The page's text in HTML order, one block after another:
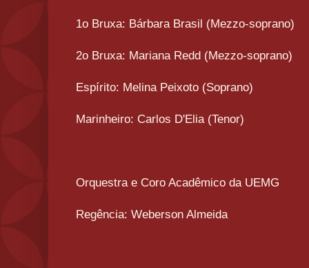
1o Bruxa: Bárbara Brasil (Mezzo-soprano)
2o Bruxa: Mariana Redd (Mezzo-soprano)
Espírito: Melina Peixoto (Soprano)
Marinheiro: Carlos D'Elia (Tenor)
Orquestra e Coro Acadêmico da UEMG
Regência: Weberson Almeida